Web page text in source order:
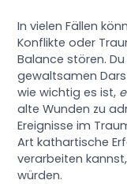
In vielen Fällen
Konflikte oder
Balance stören.
gewaltsamen
wie wichtig es ist,
alte Wunden zu
Ereignisse im
Art kathartische
verarbeiten
würden.